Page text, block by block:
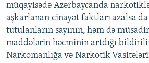
müqayisədə Azərbaycanda
aşkarlanan cinayət faktları azalsa
tutulanların sayının, həm də
maddələrin həcminin artdığı
Narkomanlığa və Narkotik